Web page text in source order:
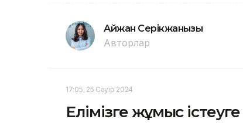
Айжан Серікжанқызы
Авторлар
17:05, 25 Сәуір 2024
Елімізге жұмыс